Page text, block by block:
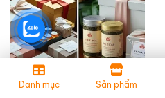
Danh mục Sản phẩm